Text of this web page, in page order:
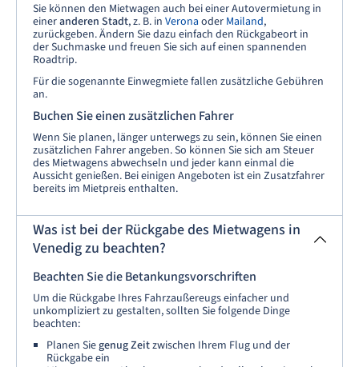
Sie können den Mietwagen auch bei einer Autovermietung in
eineranderen Stadt, z. B. in Verona oder Mailand,
zurückgeben. Ändern Sie dazu einfach den Rückgabeort in
der Suchmaske und freuen Sie sich auf einen spannenden
Roadtrip.
Für die sogenannte Einwegmiete fallen zusätzliche Gebühren
an.
Buchen Sie einen zusätzlichen Fahrer
Wenn Sie planen, länger unterwegs zu sein, können Sie einen
zusätzlichen Fahrer angeben. So können Sie sich am Steuer
des Mietwagens abwechseln und jeder kann einmal die
Aussicht genießen. Bei einigen Angeboten ist ein Zusatzfahrer
bereits im Mietpreis enthalten.
Was ist bei der Rückgabe des Mietwagens in
Venedig zu beachten?
Beachten Sie die Betankungsvorschriften
Um die Rückgabe Ihres Fahrzaußereugs einfacher und
unkompliziert zu gestalten, sollten Sie folgende Dinge
beachten:
Planen Siegenug Zeitzwischen Ihrem Flug und der
Rückgabe ein